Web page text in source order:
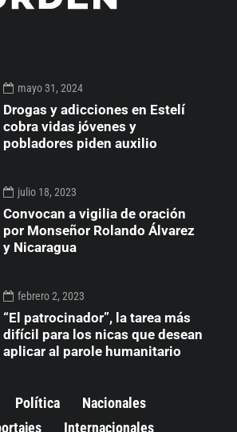
mayo 31, 2024
Drogas y adicciones en Estelí
cobra vidas jóvenes y
pobladores piden auxilio
julio 18, 2023
Convocan a vigilia de oración
por Monseñor Rolando Álvarez
y Nicaragua
febrero 2, 2023
“El patrocinador”, la tarea más
difícil para los nicas que desean
aplicar al parole humanitario
Política
Nacionales
Internacionales